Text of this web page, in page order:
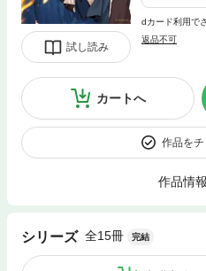
試し読み
dカード利用で
返品不可
カートへ
作品を
作品情
シリーズ 全15冊 完結